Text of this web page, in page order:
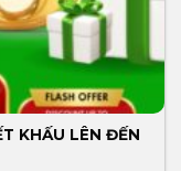
KHẤU LÊN ĐẾN